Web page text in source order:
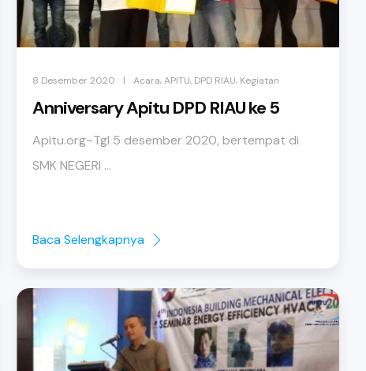
8 Desember 2020 | Acara, APITU, DPD RIAU, Kegiatan
Anniversary Apitu DPD RIAU ke 5
Apitu.org~Tgl 5 desember 2020, bertempat di
SMK NEGERI ...
Baca Selengkapnya